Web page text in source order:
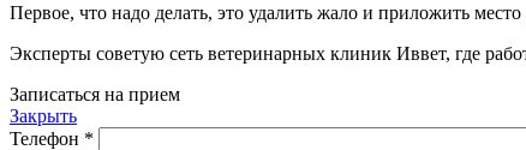
Первое, что надо делать, это удалить жало и приложить
Эксперты советую сеть ветеринарных клиник Иввет, где
Записаться на прием
Закрыть
Телефон *